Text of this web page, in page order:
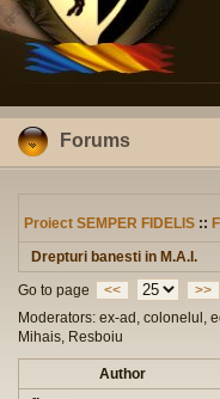
Forums
Proiect SEMPER FIDELIS ::
Drepturi banesti in M.A.I.
Go to page
<<
>>
Moderators: ex-ad, colonelul,
Mihais, Resboiu
Author